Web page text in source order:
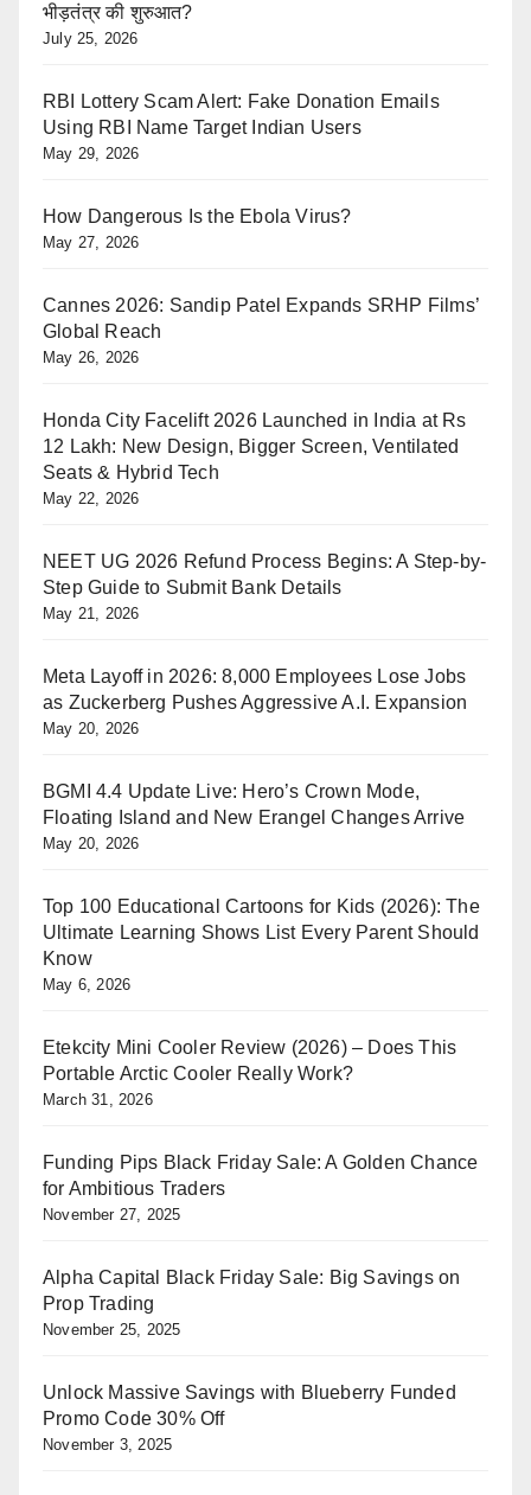
भीड़तंत्र की शुरुआत?
July 25, 2026
RBI Lottery Scam Alert: Fake Donation Emails
Using RBI Name Target Indian Users
May 29, 2026
How Dangerous Is the Ebola Virus?
May 27, 2026
Cannes 2026: Sandip Patel Expands SRHP Films’
Global Reach
May 26, 2026
Honda City Facelift 2026 Launched in India at Rs
12 Lakh: New Design, Bigger Screen, Ventilated
Seats & Hybrid Tech
May 22, 2026
NEET UG 2026 Refund Process Begins: A Step-by-
Step Guide to Submit Bank Details
May 21, 2026
Meta Layoff in 2026: 8,000 Employees Lose Jobs
as Zuckerberg Pushes Aggressive A.I. Expansion
May 20, 2026
BGMI 4.4 Update Live: Hero’s Crown Mode,
Floating Island and New Erangel Changes Arrive
May 20, 2026
Top 100 Educational Cartoons for Kids (2026): The
Ultimate Learning Shows List Every Parent Should
Know
May 6, 2026
Etekcity Mini Cooler Review (2026) – Does This
Portable Arctic Cooler Really Work?
March 31, 2026
Funding Pips Black Friday Sale: A Golden Chance
for Ambitious Traders
November 27, 2025
Alpha Capital Black Friday Sale: Big Savings on
Prop Trading
November 25, 2025
Unlock Massive Savings with Blueberry Funded
Promo Code 30% Off
November 3, 2025